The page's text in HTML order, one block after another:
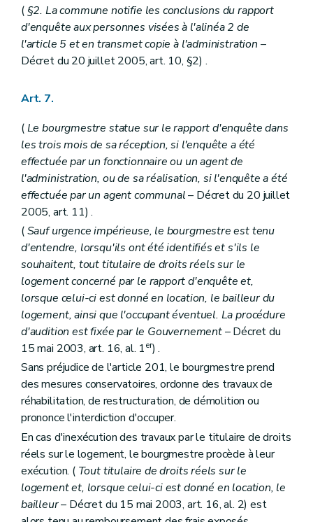
( §2. La commune notifie les conclusions du rapport
d'enquête aux personnes visées à l'alinéa 2 de
l'article 5 et en transmet copie à l'administration –
Décret du 20 juillet 2005, art. 10, §2) .
Art. 7.
(Le bourgmestre statue sur le rapport d'enquête dans
les trois mois de sa réception, si l'enquête a été
effectuée par un fonctionnaire ou un agent de
l'administration, ou de sa réalisation, si l'enquête a été
effectuée par un agent communal– Décret du 20 juillet
2005, art. 11) .
(Sauf urgence impérieuse, le bourgmestre est tenu
d'entendre, lorsqu'ils ont été identifiés et s'ils le
souhaitent, tout titulaire de droits réels sur le
logement concerné par le rapport d'enquête et,
lorsque celui-ci est donné en location, le bailleur du
logement, ainsi que l'occupant éventuel. La procédure
d'audition est fixée par le Gouvernement– Décret du
15 mai 2003, art. 16, al. 1er) .
Sans préjudice de l'article 201, le bourgmestre prend
des mesures conservatoires, ordonne des travaux de
réhabilitation, de restructuration, de démolition ou
prononce l'interdiction d'occuper.
En cas d'inexécution des travaux par le titulaire de droits
réels sur le logement, le bourgmestre procède à leur
exécution. ( Tout titulaire de droits réels sur le
logement et, lorsque celui-ci est donné en location, le
bailleur– Décret du 15 mai 2003, art. 16, al. 2) est